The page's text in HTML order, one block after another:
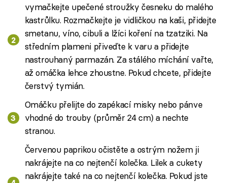
vymačkejte upečené stroužky česneku do malého
kastrůlku. Rozmačkejte je vidličkou na kaši, přidejte
smetanu, víno, cibuli a lžíci koření na tzatziki. Na
středním plameni přiveďte k varu a přidejte
nastrouhaný parmazán. Za stálého míchání vařte,
až omáčka lehce zhoustne. Pokud chcete, přidejte
čerstvý tymián.
Omáčku přelijte do zapékací misky nebo pánve
vhodné do trouby (průměr 24 cm) a nechte
stranou.
Červenou paprikou očistěte a ostrým nožem ji
nakrájejte na co nejtenčí kolečka. Lilek a cukety
nakrájejte také na co nejtenčí kolečka. Pokud jste